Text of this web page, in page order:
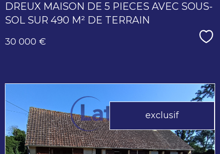
DREUX MAISON DE 5 PIECES AVEC SOUS-
SOL SUR 490 M² DE TERRAIN
30 000 €
exclusif
voir le